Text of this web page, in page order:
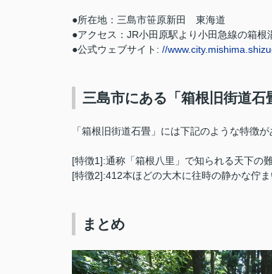
●所在地：三島市笹原新田 東海道
●アクセス：JR小田原駅より小田急線の箱
●公式ウェブサイト: //
三島市にある「箱根旧街道石
「箱根旧街道石畳」には下記のような特徴が
[特徴1]:通称「箱根八里」で知られる天下の
[特徴2]:412本ほどの大木に往時の静かな佇
まとめ